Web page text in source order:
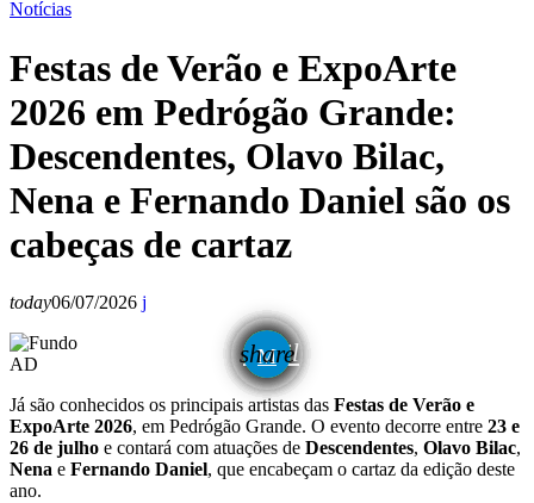
Notícias
Festas de Verão e ExpoArte
2026 em Pedrógão Grande:
Descendentes, Olavo Bilac,
Nena e Fernando Daniel são os
cabeças de cartaz
today06/07/2026
share
email
AD
Já são conhecidos os principais artistas das Festas de Verão e
ExpoArte 2026, em Pedrógão Grande. O evento decorre entre 23 e
26 de julho e contará com atuações de Descendentes, Olavo Bilac,
Nena e Fernando Daniel, que encabeçam o cartaz da edição deste
ano.